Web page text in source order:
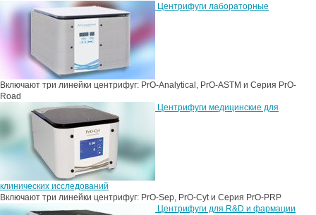
Центрифуги лабораторные
Включают три линейки центрифуг: PrO-Analytical, PrO-ASTM и Серия PrO-
Road
Центрифуги медицинские для
клинических исследований
Включают три линейки центрифуг: PrO-Sep, PrO-Cyt и Серия PrO-PRP
Центрифуги для R&D и фармации